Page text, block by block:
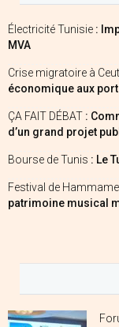
Électricité Tunisie :
MVA
Crise migratoire à
économique aux
ÇA FAIT DÉBAT :
d’un grand projet
Bourse de Tunis : Le
Festival de
patrimoine musical